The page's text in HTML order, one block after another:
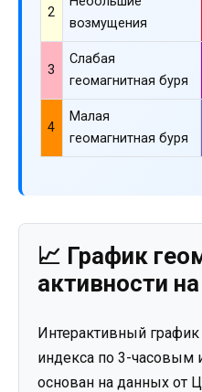
2
возмущения
3
Слабая
геомагнитная буря
4
Малая
геомагнитная буря
📈 График
активности
Интерактивный
индекса по 3-часовым
основан на данных от